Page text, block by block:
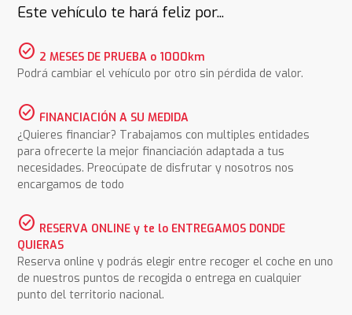
Este vehículo te hará feliz por...
check_circle 2 MESES DE PRUEBA o 1000km
Podrá cambiar el vehículo por otro sin pérdida de valor.
check_circle FINANCIACIÓN A SU MEDIDA
¿Quieres financiar? Trabajamos con multiples entidades
para ofrecerte la mejor financiación adaptada a tus
necesidades. Preocúpate de disfrutar y nosotros nos
encargamos de todo
check_circle RESERVA ONLINE y te lo ENTREGAMOS DONDE
QUIERAS
Reserva online y podrás elegir entre recoger el coche en uno
de nuestros puntos de recogida o entrega en cualquier
punto del territorio nacional.